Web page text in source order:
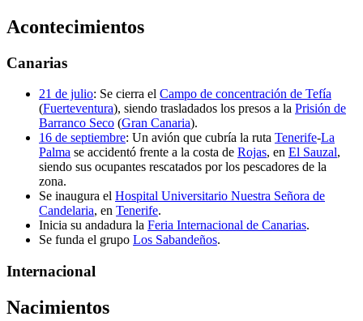
Acontecimientos
Canarias
21 de julio: Se cierra el Campo de concentración de Tefía
(Fuerteventura), siendo trasladados los presos a la Prisión de
Barranco Seco (Gran Canaria).
16 de septiembre: Un avión que cubría la ruta Tenerife-La
Palma se accidentó frente a la costa de Rojas, en El Sauzal,
siendo sus ocupantes rescatados por los pescadores de la
zona.
Se inaugura el Hospital Universitario Nuestra Señora de
Candelaria, en Tenerife.
Inicia su andadura la Feria Internacional de Canarias.
Se funda el grupo Los Sabandeños.
Internacional
Nacimientos